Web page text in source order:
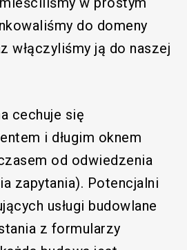
do domeny
włączyliśmy ją do naszej
cechuje się
i długim oknem
od odwiedzenia
zapytania). Potencjalni
usługi budowlane
z formularzy